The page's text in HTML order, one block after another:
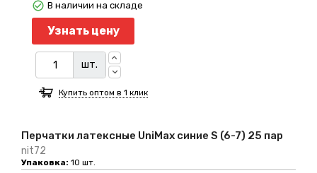
Перчатки латексные UniMax синие S (6-7) 25 пар
nit72
Упаковка: 10 шт.
Узнать цену
шт.
В наличии на складе
Купить оптом в 1 клик